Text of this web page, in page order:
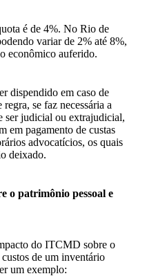
é de 4%. No Rio de
variar de 2% até 8%,
econômico auferido.
dispendido em caso de
se faz necessária a
ser judicial ou extrajudicial,
em pagamento de custas
advocatícios, os quais
deixado.
o patrimônio pessoal e
do ITCMD sobre o
de um inventário
um exemplo: